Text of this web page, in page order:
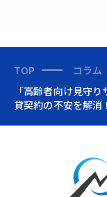
TOP
コラム
「高齢者向け見守
貸契約の不安を解消！